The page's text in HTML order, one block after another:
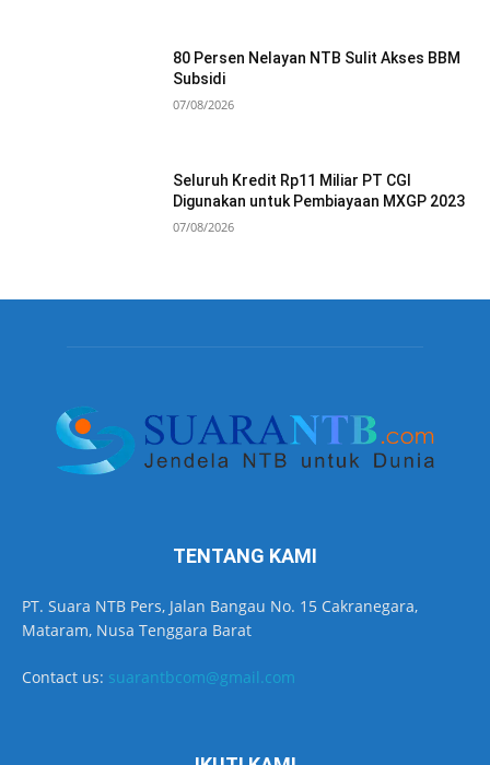
80 Persen Nelayan NTB Sulit Akses BBM
Subsidi
07/08/2026
Seluruh Kredit Rp11 Miliar PT CGI
Digunakan untuk Pembiayaan MXGP 2023
07/08/2026
TENTANG KAMI
PT. Suara NTB Pers, Jalan Bangau No. 15 Cakranegara,
Mataram, Nusa Tenggara Barat
Contact us: suarantbcom@gmail.com